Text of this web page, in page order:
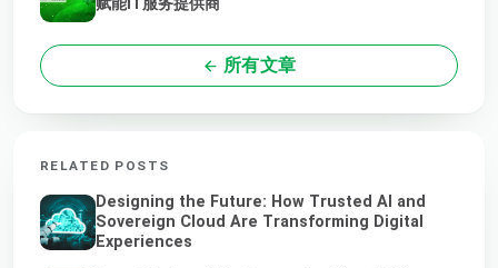
所有文章
RELATED POSTS
Designing the Future: How Trusted AI and
Sovereign Cloud Are Transforming Digital
Experiences